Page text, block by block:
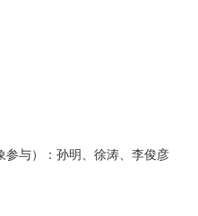
参与）：孙明、徐涛、李俊彦